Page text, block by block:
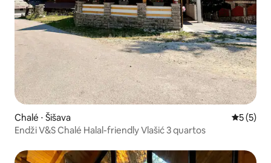
Chalé ⋅ Šišava 5 de
5 (5)
Endži V&S Chalé Halal-friendly Vlašić 3 quartos